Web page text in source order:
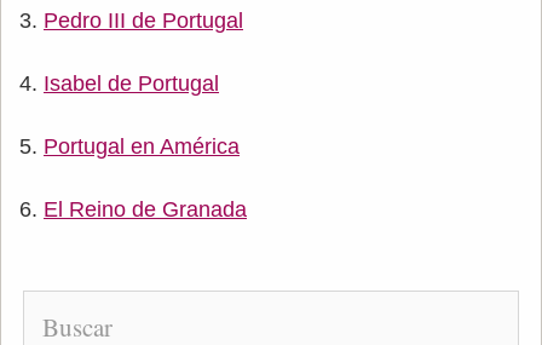
Pedro III de Portugal
Isabel de Portugal
Portugal en América
El Reino de Granada
Buscar